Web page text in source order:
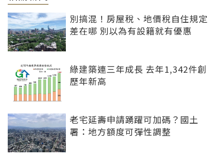
別搞混！房屋稅、地價稅自住規定
差在哪 別以為有設籍就有優惠
綠建築連三年成長 去年1,342件創
歷年新高
老宅延壽申請踴躍可加碼？國土
署：地方額度可彈性調整